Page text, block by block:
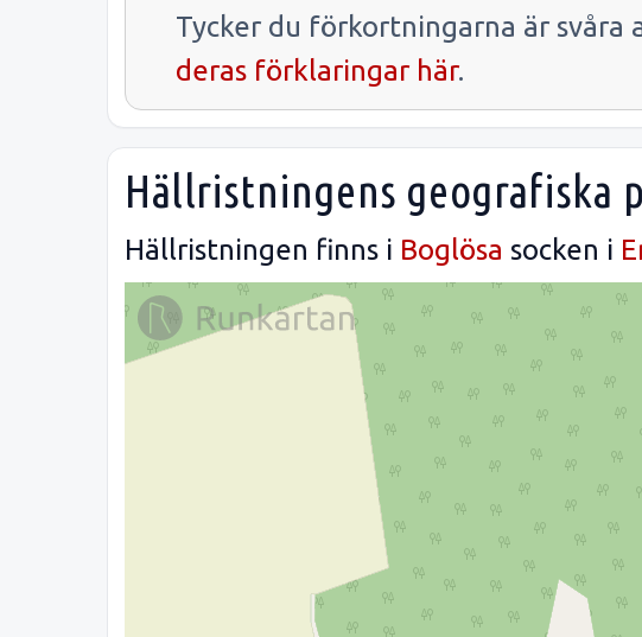
Tycker du förkortningarna är svåra
deras förklaringar här.
Hällristningens geografiska
Hällristningen finns i Boglösa socken i